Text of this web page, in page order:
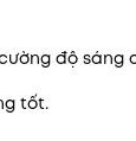
độ sáng
tốt.